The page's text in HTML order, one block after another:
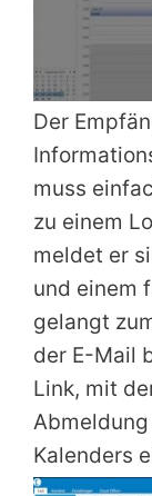
Der
muss
zu einem
meldet er
und einem
gelangt
der E-Mail
Link, mit
Kalenders